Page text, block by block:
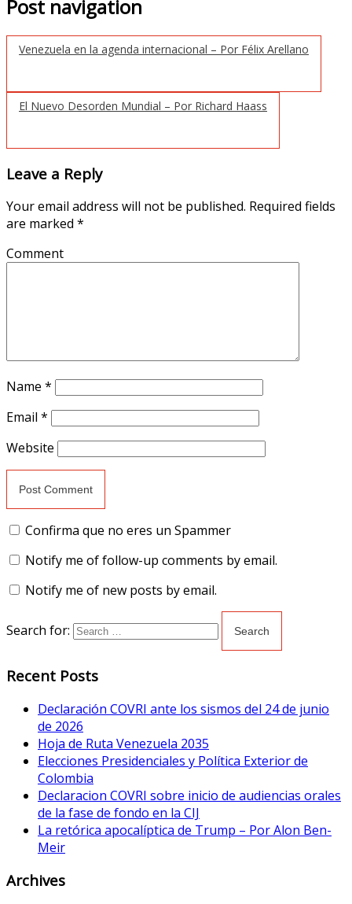
Post navigation
Venezuela en la agenda internacional – Por Félix Arellano
El Nuevo Desorden Mundial – Por Richard Haass
Leave a Reply
Your email address will not be published. Required fields
are marked *
Comment
Name *
Email *
Website
Confirma que no eres un Spammer
Notify me of follow-up comments by email.
Notify me of new posts by email.
Search for:
Recent Posts
Declaración COVRI ante los sismos del 24 de junio
de 2026
Hoja de Ruta Venezuela 2035
Elecciones Presidenciales y Política Exterior de
Colombia
Declaracion COVRI sobre inicio de audiencias orales
de la fase de fondo en la CIJ
La retórica apocalíptica de Trump – Por Alon Ben-
Meir
Archives